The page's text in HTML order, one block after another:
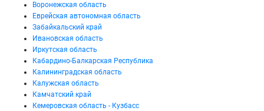
Воронежская область
Еврейская автономная область
Забайкальский край
Ивановская область
Иркутская область
Кабардино-Балкарская Республика
Калининградская область
Калужская область
Камчатский край
Кемеровская область - Кузбасс